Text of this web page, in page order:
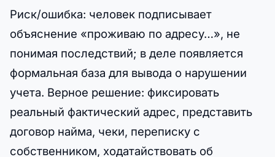
Риск/ошибка: человек подписывает
объяснение «проживаю по адресу…», не
понимая последствий; в деле появляется
формальная база для вывода о нарушении
учета. Верное решение: фиксировать
реальный фактический адрес, представить
договор найма, чеки, переписку с
собственником, ходатайствовать об